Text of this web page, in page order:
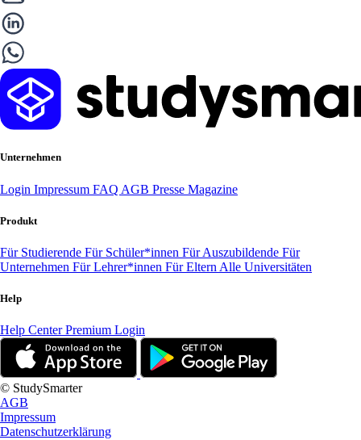
Unternehmen
Login Impressum FAQ AGB Presse Magazine
Produkt
Für Studierende Für Schüler*innen Für Auszubildende Für
Unternehmen Für Lehrer*innen Für Eltern Alle Universitäten
Help
Help CenterPremium Login
© StudySmarter
AGB
Impressum
Datenschutzerklärung